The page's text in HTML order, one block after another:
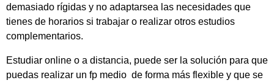
demasiado rígidas y no adaptarsea las necesidades que
tienes de horarios si trabajar o realizar otros estudios
complementarios.
Estudiar online o a distancia, puede ser la solución para que
puedas realizar un fp medio de forma más flexible y que se